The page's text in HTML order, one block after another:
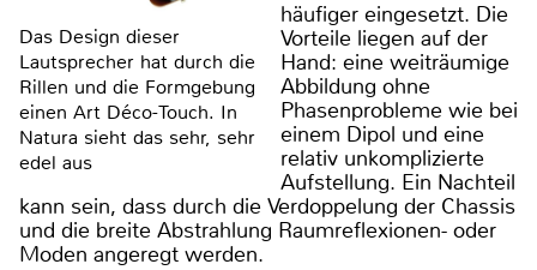
Das Design dieser
Lautsprecher hat durch die
Rillen und die Formgebung
einen Art Déco-Touch. In
Natura sieht das sehr, sehr
edel aus
häufiger eingesetzt. Die
Vorteile liegen auf der
Hand: eine weiträumige
Abbildung ohne
Phasenprobleme wie bei
einem Dipol und eine
relativ unkomplizierte
Aufstellung. Ein Nachteil
kann sein, dass durch die Verdoppelung der Chassis
und die breite Abstrahlung Raumreflexionen- oder
Moden angeregt werden.